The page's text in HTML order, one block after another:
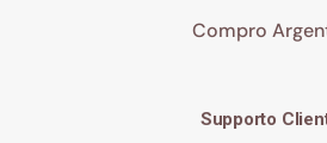
Compro
Supporto